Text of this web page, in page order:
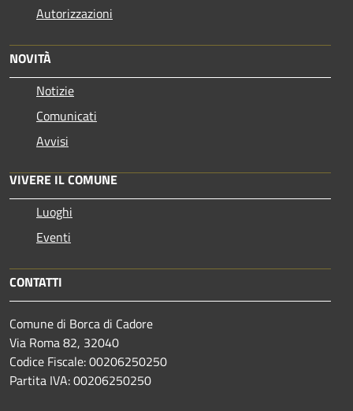
Autorizzazioni
NOVITÀ
Notizie
Comunicati
Avvisi
VIVERE IL COMUNE
Luoghi
Eventi
CONTATTI
Comune di Borca di Cadore
Via Roma 82, 32040
Codice Fiscale: 00206250250
Partita IVA: 00206250250